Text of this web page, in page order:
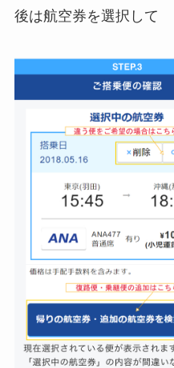
後は航空券を選択して